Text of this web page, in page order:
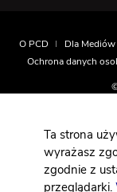
O PCD Dla Mediów
Ochrona danych
Projekt
Funduszu Rozwoju
Ta strona
wyrażasz
zgodnie z
przeglądarki.